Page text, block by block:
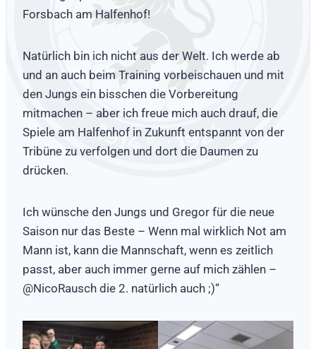
Forsbach am Halfenhof!
Natürlich bin ich nicht aus der Welt. Ich werde ab
und an auch beim Training vorbeischauen und mit
den Jungs ein bisschen die Vorbereitung
mitmachen – aber ich freue mich auch drauf, die
Spiele am Halfenhof in Zukunft entspannt von der
Tribüne zu verfolgen und dort die Daumen zu
drücken.
Ich wünsche den Jungs und Gregor für die neue
Saison nur das Beste – Wenn mal wirklich Not am
Mann ist, kann die Mannschaft, wenn es zeitlich
passt, aber auch immer gerne auf mich zählen –
@NicoRausch die 2. natürlich auch ;)“